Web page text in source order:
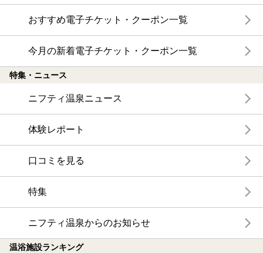
おすすめ電子チケット・クーポン一覧
今月の新着電子チケット・クーポン一覧
特集・ニュース
ニフティ温泉ニュース
体験レポート
口コミを見る
特集
ニフティ温泉からのお知らせ
温浴施設ランキング